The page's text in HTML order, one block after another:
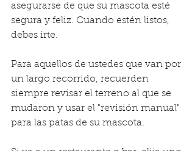
asegurarse de que su mascota esté
segura y feliz. Cuando estén listos,
debes irte.
Para aquellos de ustedes que van por
un largo recorrido, recuerden
siempre revisar el terreno al que se
mudaron y usar el "revisión manual"
para las patas de su mascota.